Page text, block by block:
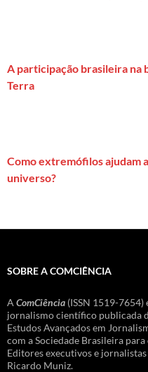
A participação brasileira na
Terra
Como extremófilos ajudam
universo?
SOBRE A COMCIÊNCIA
A ComCiência (ISSN 1519-
jornalismo científico publicada
Estudos Avançados em
com a Sociedade Brasileira
Editores executivos e
Ricardo Muniz.